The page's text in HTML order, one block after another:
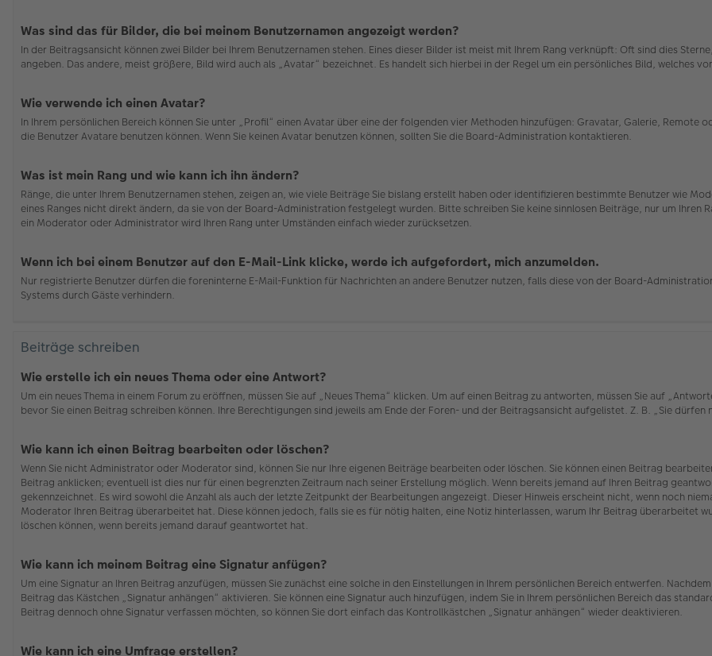
Was sind das für Bilder, die bei meinem Benutzernamen angezeigt werden?
In der Beitragsansicht können zwei Bilder bei Ihrem Benutzernamen stehen. Eines dieser Bilder ist meist mit Ihrem Rang verknüpft: Oft sind dies
angeben. Das andere, meist größere, Bild wird auch als „Avatar“ bezeichnet. Es handelt sich hierbei in der Regel um ein persönliches Bild, welches
Wie verwende ich einen Avatar?
In Ihrem persönlichen Bereich können Sie unter „Profil“ einen Avatar über eine der folgenden vier Methoden hinzufügen: Gravatar, Galerie,
die Benutzer Avatare benutzen können. Wenn Sie keinen Avatar benutzen können, sollten Sie die Board-Administration kontaktieren.
Was ist mein Rang und wie kann ich ihn ändern?
Ränge, die unter Ihrem Benutzernamen stehen, zeigen an, wie viele Beiträge Sie bislang erstellt haben oder identifizieren bestimmte Benutzer wie
eines Ranges nicht direkt ändern, da sie von der Board-Administration festgelegt wurden. Bitte schreiben Sie keine sinnlosen Beiträge, nur um Ihren
ein Moderator oder Administrator wird Ihren Rang unter Umständen einfach wieder zurücksetzen.
Wenn ich bei einem Benutzer auf den E-Mail-Link klicke, werde ich aufgefordert, mich anzumelden.
Nur registrierte Benutzer dürfen die foreninterne E-Mail-Funktion für Nachrichten an andere Benutzer nutzen, falls diese von der Board-
Systems durch Gäste verhindern.
Beiträge schreiben
Wie erstelle ich ein neues Thema oder eine Antwort?
Um ein neues Thema in einem Forum zu eröffnen, müssen Sie auf „Neues Thema“ klicken. Um auf einen Beitrag zu antworten, müssen Sie auf
bevor Sie einen Beitrag schreiben können. Ihre Berechtigungen sind jeweils am Ende der Foren- und der Beitragsansicht aufgelistet. Z. B. „Sie dürfen
Wie kann ich einen Beitrag bearbeiten oder löschen?
Wenn Sie nicht Administrator oder Moderator sind, können Sie nur Ihre eigenen Beiträge bearbeiten oder löschen. Sie können einen Beitrag
Beitrag anklicken; eventuell ist dies nur für einen begrenzten Zeitraum nach seiner Erstellung möglich. Wenn bereits jemand auf Ihren Beitrag
gekennzeichnet. Es wird sowohl die Anzahl als auch der letzte Zeitpunkt der Bearbeitungen angezeigt. Dieser Hinweis erscheint nicht, wenn noch
Moderator Ihren Beitrag überarbeitet hat. Diese können jedoch, falls sie es für nötig halten, eine Notiz hinterlassen, warum Ihr Beitrag überarbeitet
löschen können, wenn bereits jemand darauf geantwortet hat.
Wie kann ich meinem Beitrag eine Signatur anfügen?
Um eine Signatur an Ihren Beitrag anzufügen, müssen Sie zunächst eine solche in den Einstellungen in Ihrem persönlichen Bereich entwerfen.
Beitrag das Kästchen „Signatur anhängen“ aktivieren. Sie können eine Signatur auch hinzufügen, indem Sie in Ihrem persönlichen Bereich das
Beitrag dennoch ohne Signatur verfassen möchten, so können Sie dort einfach das Kontrollkästchen „Signatur anhängen“ wieder deaktivieren.
Wie kann ich eine Umfrage erstellen?